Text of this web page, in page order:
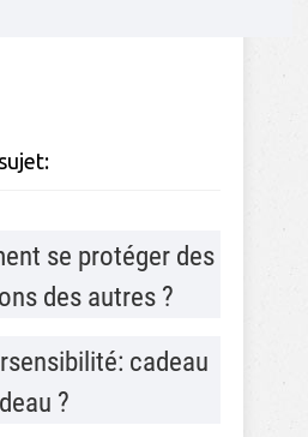
se protéger des
des autres ?
cadeau
?